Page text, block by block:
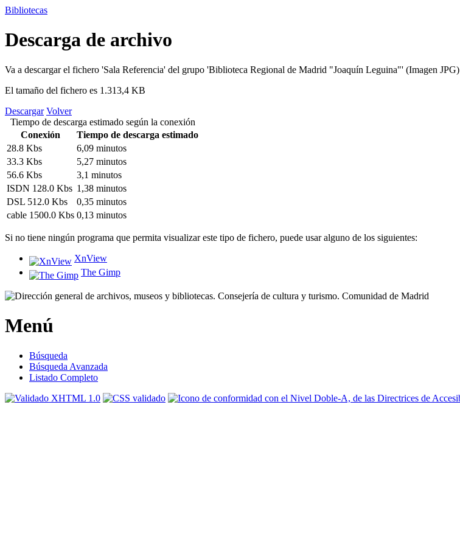
Bibliotecas
Descarga de archivo
Va a descargar el fichero 'Sala Referencia' del grupo 'Biblioteca Regional de Madrid "Joaquín Leguina"' (Imagen JPG)
El tamaño del fichero es 1.313,4 KB
Descargar Volver
Tiempo de descarga estimado según la conexión
Conexión
Tiempo de descarga estimado
28.8 Kbs
6,09 minutos
33.3 Kbs
5,27 minutos
56.6 Kbs
3,1 minutos
ISDN 128.0 Kbs 1,38 minutos
DSL 512.0 Kbs
0,35 minutos
cable 1500.0 Kbs 0,13 minutos
Si no tiene ningún programa que permita visualizar este tipo de fichero, puede usar alguno de los siguientes:
XnView
The Gimp
Menú
Búsqueda
Búsqueda Avanzada
Listado Completo